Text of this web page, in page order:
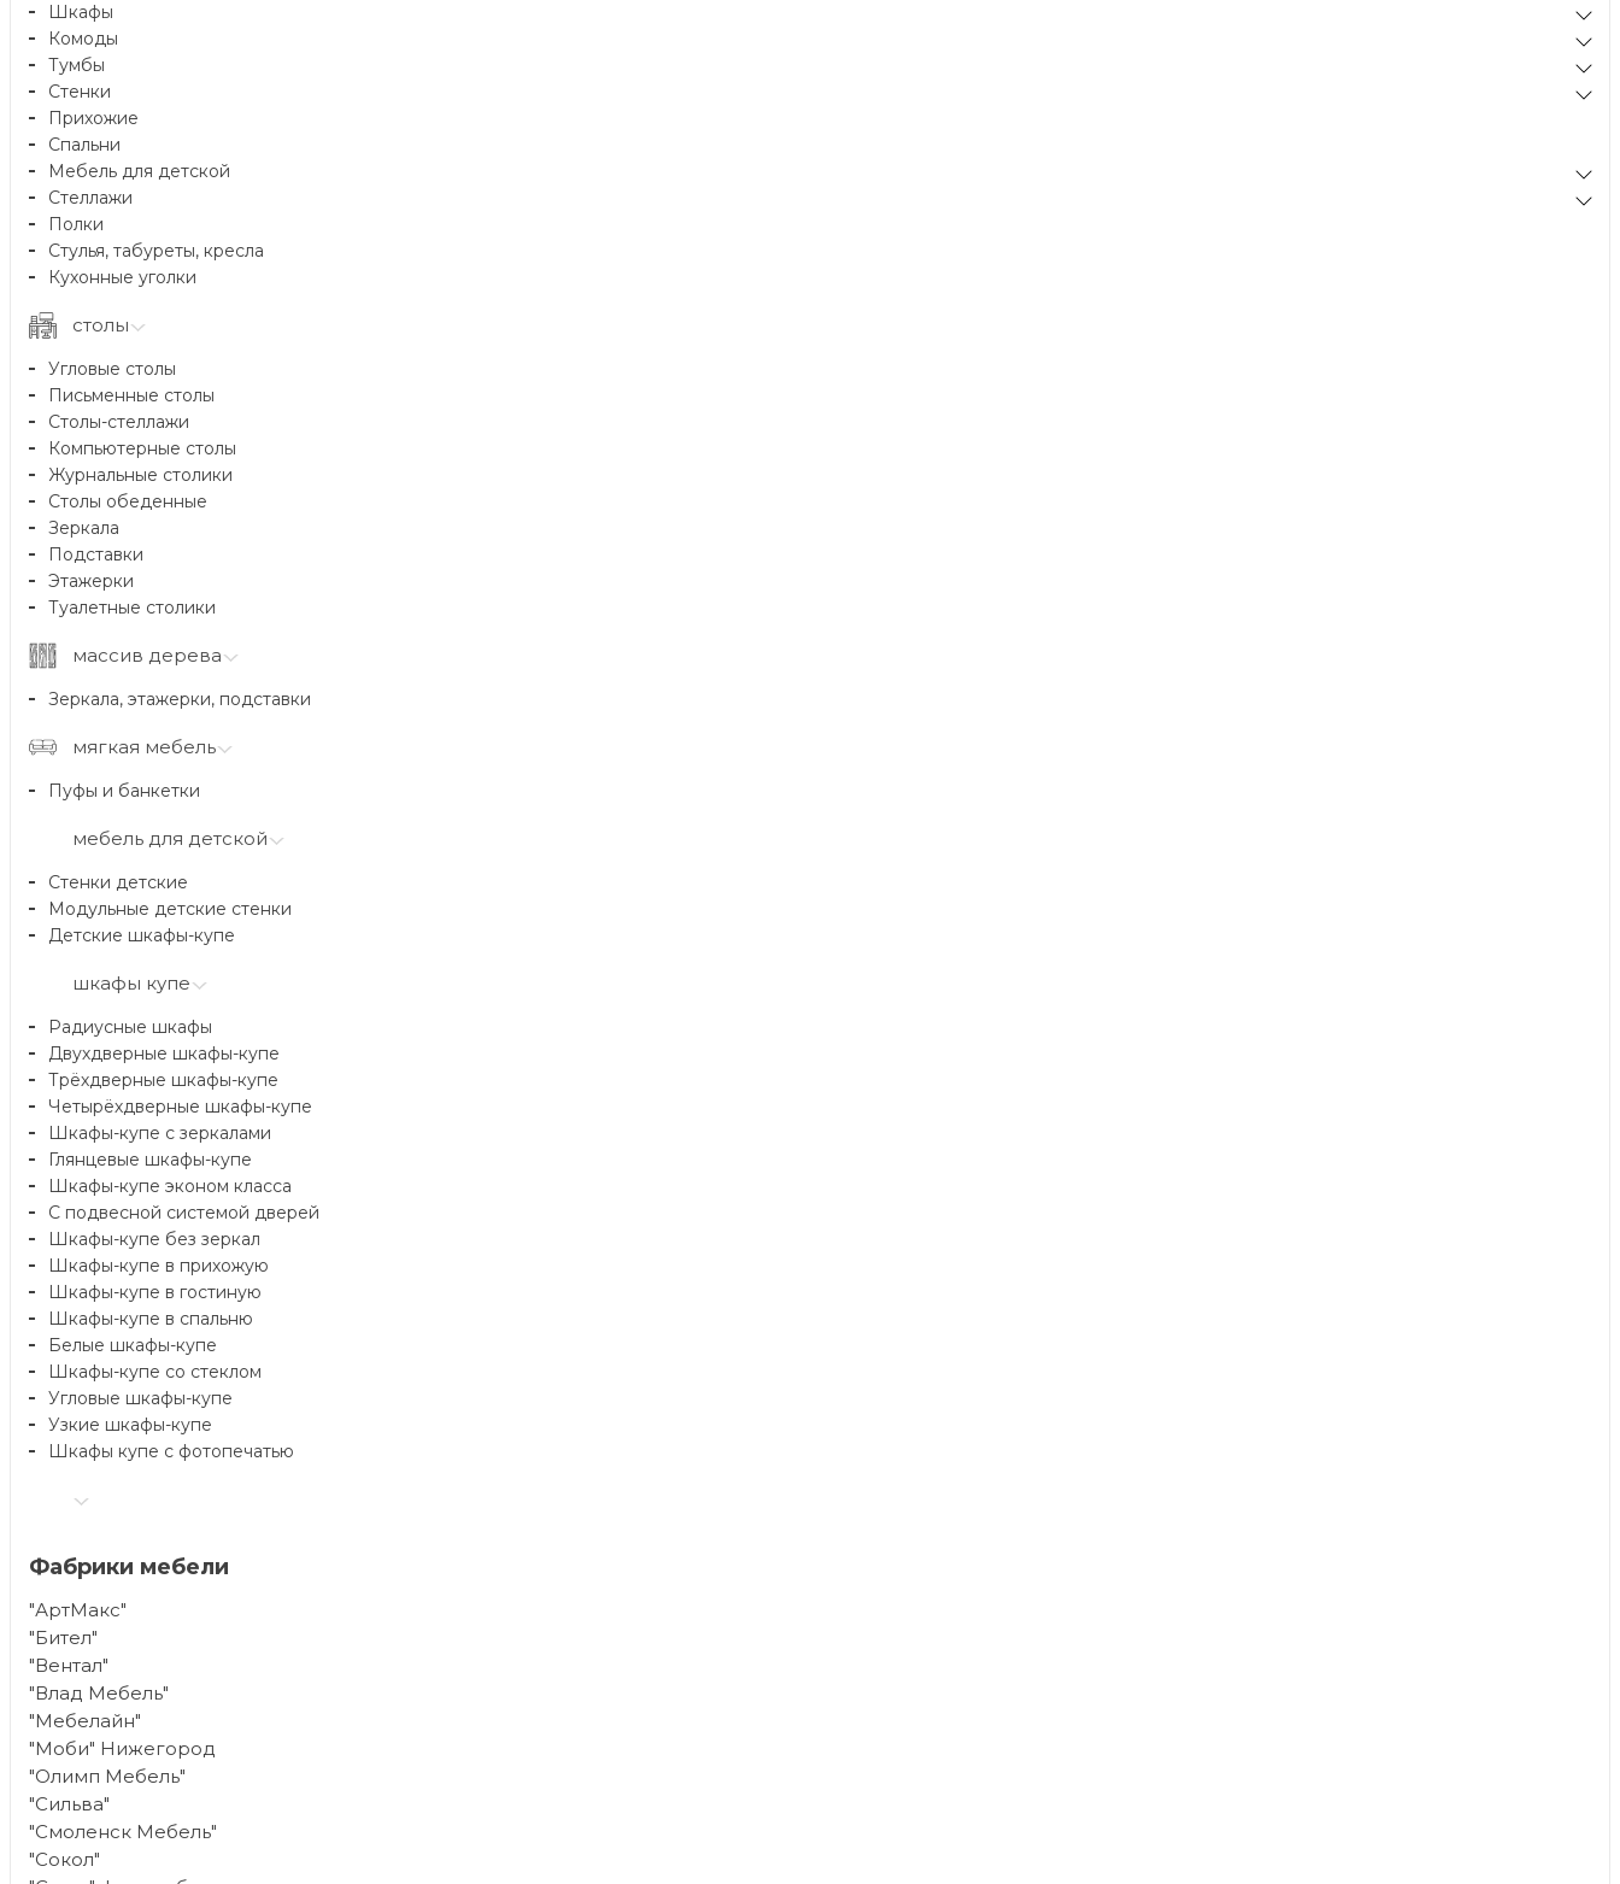
Шкафы
Комоды
Тумбы
Стенки
Прихожие
Спальни
Мебель для детской
Стеллажи
Полки
Стулья, табуреты, кресла
Кухонные уголки
столы
Угловые столы
Письменные столы
Столы-стеллажи
Компьютерные столы
Журнальные столики
Столы обеденные
Зеркала
Подставки
Этажерки
Туалетные столики
массив дерева
Зеркала, этажерки, подставки
мягкая мебель
Пуфы и банкетки
мебель для детской
Стенки детские
Модульные детские стенки
Детские шкафы-купе
шкафы купе
Радиусные шкафы
Двухдверные шкафы-купе
Трёхдверные шкафы-купе
Четырёхдверные шкафы-купе
Шкафы-купе с зеркалами
Глянцевые шкафы-купе
Шкафы-купе эконом класса
С подвесной системой дверей
Шкафы-купе без зеркал
Шкафы-купе в прихожую
Шкафы-купе в гостиную
Шкафы-купе в спальню
Белые шкафы-купе
Шкафы-купе со стеклом
Угловые шкафы-купе
Узкие шкафы-купе
Шкафы купе с фотопечатью
Фабрики мебели
"АртМакс"
"Бител"
"Вентал"
"Влад Мебель"
"Мебелайн"
"Моби" Нижегород
"Олимп Мебель"
"Сильва"
"Смоленск Мебель"
"Сокол"